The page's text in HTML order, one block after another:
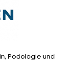
Podologie und